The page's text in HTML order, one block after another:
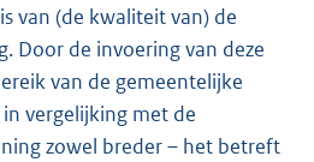
van (de kwaliteit van) de
Door de invoering van deze
van de gemeentelijke
vergelijking met de
zowel breder – het betreft